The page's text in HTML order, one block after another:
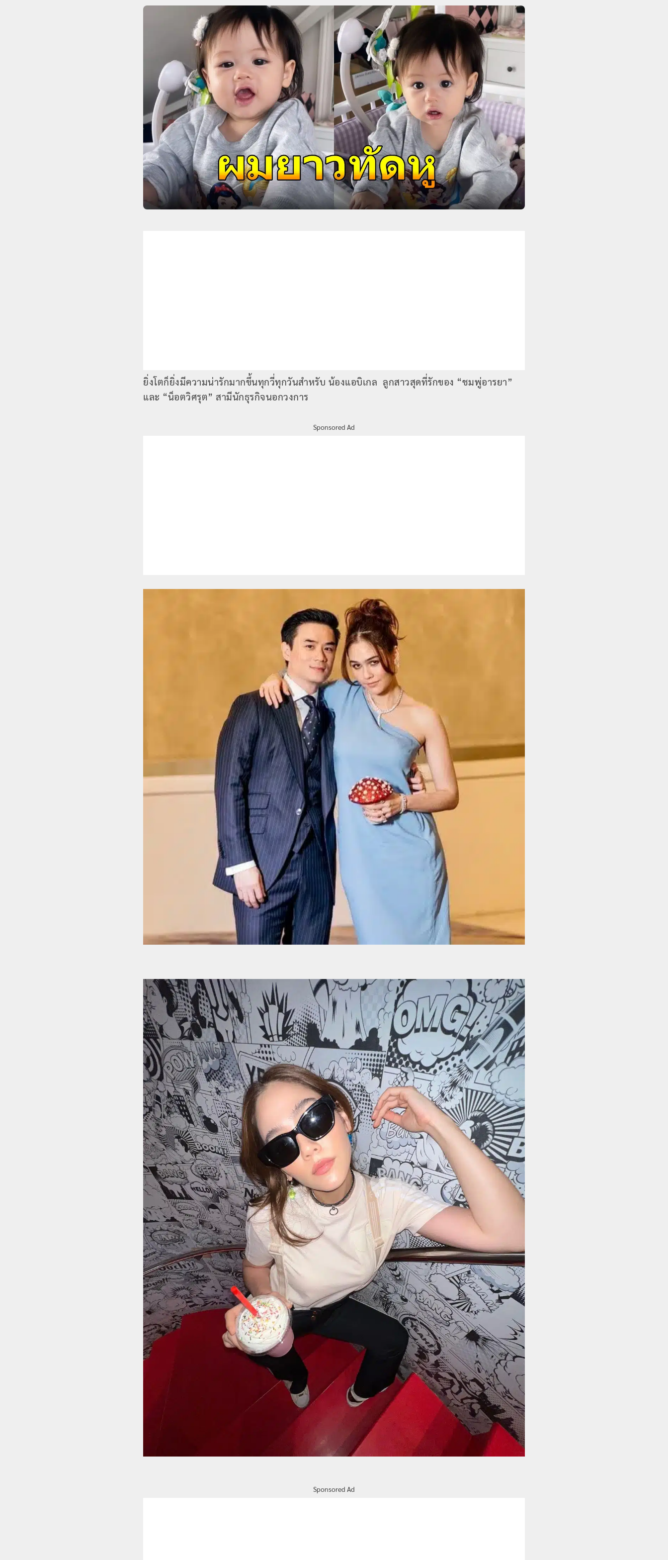
ยิ่งโตก็ยิ่งมีความน่ารักมากขึ้นทุกวี่ทุกวันสำหรับ น้องแอบิเกล ลูกสาวสุดที่รักของ “ชมพู่อารยา”
และ “น็อตวิศรุต” สามีนักธุรกิจนอกวงการ
Sponsored Ad
Sponsored Ad